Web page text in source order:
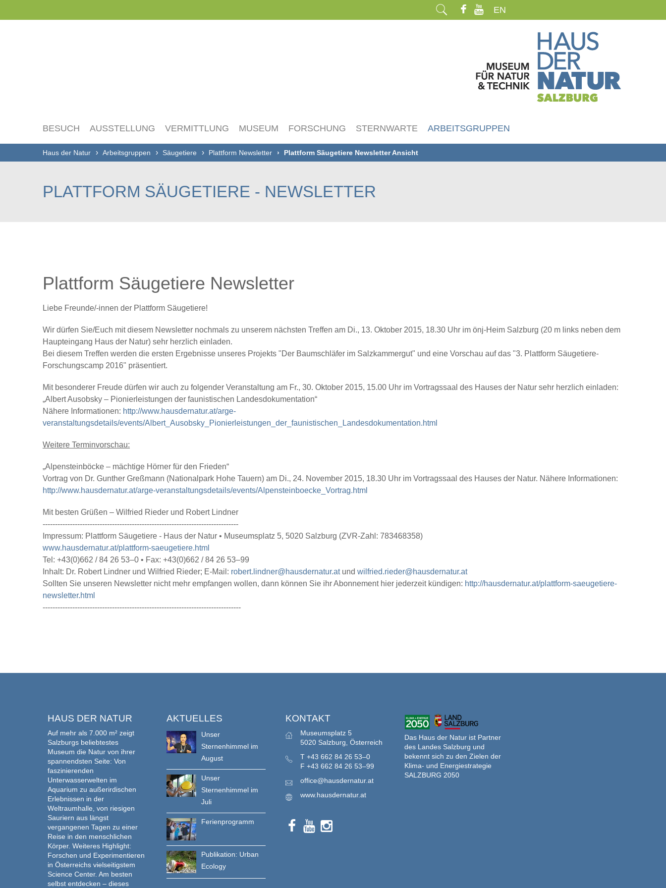
EN
BESUCH AUSSTELLUNG VERMITTLUNG MUSEUM FORSCHUNG STERNWARTE ARBEITSGRUPPEN
Haus der Natur Arbeitsgruppen Säugetiere Plattform Newsletter Plattform Säugetiere Newsletter Ansicht
PLATTFORM SÄUGETIERE - NEWSLETTER
Plattform Säugetiere Newsletter
Liebe Freunde/-innen der Plattform Säugetiere!
Wir dürfen Sie/Euch mit diesem Newsletter nochmals zu unserem nächsten Treffen am Di., 13. Oktober 2015, 18.30 Uhr im önj-Heim Salzburg (20 m links neben dem
Haupteingang Haus der Natur) sehr herzlich einladen.
Bei diesem Treffen werden die ersten Ergebnisse unseres Projekts "Der Baumschläfer im Salzkammergut" und eine Vorschau auf das "3. Plattform Säugetiere-
Forschungscamp 2016" präsentiert.
Mit besonderer Freude dürfen wir auch zu folgender Veranstaltung am Fr., 30. Oktober 2015, 15.00 Uhr im Vortragssaal des Hauses der Natur sehr herzlich einladen:
„Albert Ausobsky – Pionierleistungen der faunistischen Landesdokumentation“
Nähere Informationen: http://www.hausdernatur.at/arge-
veranstaltungsdetails/events/Albert_Ausobsky_Pionierleistungen_der_faunistischen_Landesdokumentation.html
Weitere Terminvorschau:
„Alpensteinböcke – mächtige Hörner für den Frieden“
Vortrag von Dr. Gunther Greßmann (Nationalpark Hohe Tauern) am Di., 24. November 2015, 18.30 Uhr im Vortragssaal des Hauses der Natur. Nähere Informationen:
http://www.hausdernatur.at/arge-veranstaltungsdetails/events/Alpensteinboecke_Vortrag.html
Mit besten Grüßen – Wilfried Rieder und Robert Lindner
-------------------------------------------------------------------------------
Impressum: Plattform Säugetiere - Haus der Natur • Museumsplatz 5, 5020 Salzburg (ZVR-Zahl: 783468358)
www.hausdernatur.at/plattform-saeugetiere.html
Tel: +43(0)662 / 84 26 53–0 • Fax: +43(0)662 / 84 26 53–99
Inhalt: Dr. Robert Lindner und Wilfried Rieder; E-Mail: robert.lindner@hausdernatur.atund wilfried.rieder@hausdernatur.at
Sollten Sie unseren Newsletter nicht mehr empfangen wollen, dann können Sie ihr Abonnement hier jederzeit kündigen: http://hausdernatur.at/plattform-saeugetiere-
newsletter.html
--------------------------------------------------------------------------------
HAUS DER NATUR
Auf mehr als 7.000 m² zeigt
Salzburgs beliebtestes
Museum die Natur von ihrer
spannendsten Seite: Von
faszinierenden
Unterwasserwelten im
Aquarium zu außerirdischen
Erlebnissen in der
Weltraumhalle, von riesigen
Sauriern aus längst
vergangenen Tagen zu einer
Reise in den menschlichen
Körper. Weiteres Highlight:
Forschen und Experimentieren
in Österreichs vielseitigstem
Science Center. Am besten
selbst entdecken – dieses
AKTUELLES
Unser
Sternenhimmel im
August
Unser
Sternenhimmel im
Juli
Ferienprogramm
Publikation: Urban
Ecology
KONTAKT
Museumsplatz 5
5020 Salzburg, Österreich
T +43 662 84 26 53–0
F +43 662 84 26 53–99
office@hausdernatur.at
www.hausdernatur.at
Das Haus der Natur ist Partner
des Landes Salzburg und
bekennt sich zu den Zielen der
Klima- und Energiestrategie
SALZBURG 2050